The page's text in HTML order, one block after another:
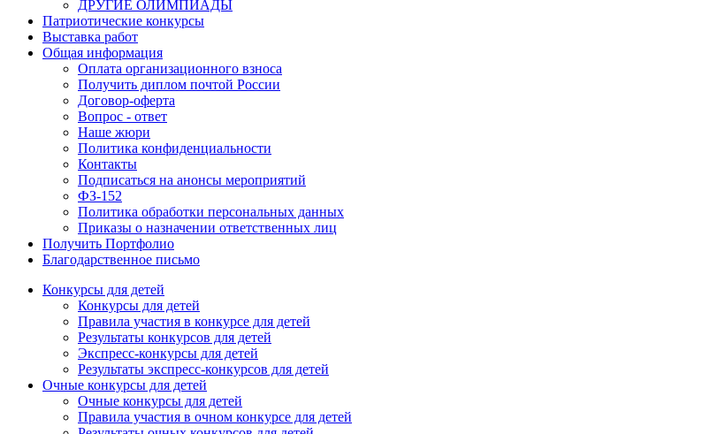
ДРУГИЕ ОЛИМПИАДЫ
Патриотические конкурсы
Выставка работ
Общая информация
Оплата организационного взноса
Получить диплом почтой России
Договор-оферта
Вопрос - ответ
Наше жюри
Политика конфиденциальности
Контакты
Подписаться на анонсы мероприятий
ФЗ-152
Политика обработки персональных данных
Приказы о назначении ответственных лиц
Получить Портфолио
Благодарственное письмо
Конкурсы для детей
Конкурсы для детей
Правила участия в конкурсе для детей
Результаты конкурсов для детей
Экспресс-конкурсы для детей
Результаты экспресс-конкурсов для детей
Очные конкурсы для детей
Очные конкурсы для детей
Правила участия в очном конкурсе для детей